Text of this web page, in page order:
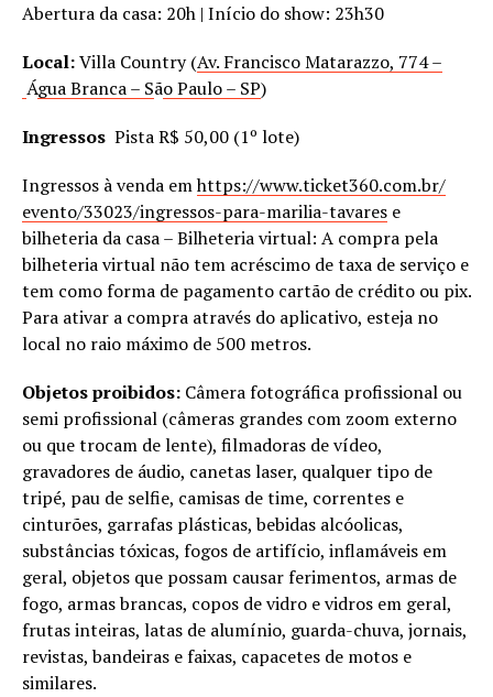
Abertura da casa: 20h | Início do show: 23h30
Local:Villa Country (Av. Francisco Matarazzo, 774 –
Água Branca – São Paulo – SP)
Ingressos Pista R$ 50,00 (1º lote)
Ingressos à venda emhttps://www.ticket360.com.br/
evento/33023/ingressos-para-marilia-tavares e
bilheteria da casa – Bilheteria virtual: A compra pela
bilheteria virtual não tem acréscimo de taxa de serviço e
tem como forma de pagamento cartão de crédito ou pix.
Para ativar a compra através do aplicativo, esteja no
local no raio máximo de 500 metros.
Objetos proibidos: Câmera fotográfica profissional ou
semi profissional (câmeras grandes com zoom externo
ou que trocam de lente), filmadoras de vídeo,
gravadores de áudio, canetas laser, qualquer tipo de
tripé, pau de selfie, camisas de time, correntes e
cinturões, garrafas plásticas, bebidas alcóolicas,
substâncias tóxicas, fogos de artifício, inflamáveis em
geral, objetos que possam causar ferimentos, armas de
fogo, armas brancas, copos de vidro e vidros em geral,
frutas inteiras, latas de alumínio, guarda-chuva, jornais,
revistas, bandeiras e faixas, capacetes de motos e
similares.